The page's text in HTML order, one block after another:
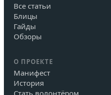
Все статьи
Блицы
Гайды
Обзоры
О ПРОЕКТЕ
Манифест
История
Стать волонтёром